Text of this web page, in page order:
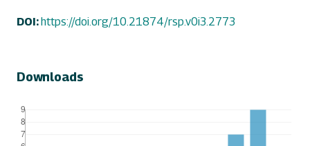
DOI:https://doi.org/10.21874/rsp.v0i3.2773
Downloads